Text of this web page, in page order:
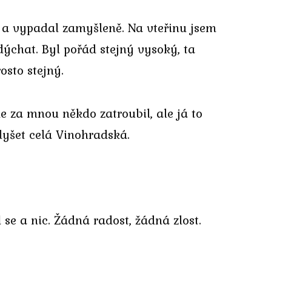
vypadal zamyšleně. Na vteřinu jsem
Byl pořád stejný vysoký, ta
stejný.
za mnou někdo zatroubil, ale já to
celá Vinohradská.
a nic. Žádná radost, žádná zlost.